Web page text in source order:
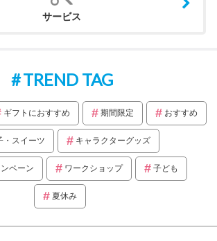
サービス
TREND TAG
ギフトにおすすめ 期間限定 おすすめ
・スイーツ キャラクターグッズ
ペーン ワークショップ 子ども
夏休み